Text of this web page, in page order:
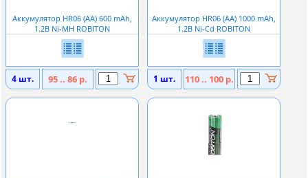
Аккумулятор HR06 (АА) 600 mAh,
1.2В Ni-MH ROBITON
4 шт. 95 .. 86 р.
Аккумулятор HR06 (АА) 1000 mAh,
1.2В Ni-Cd ROBITON
1 шт. 110 .. 100 р.